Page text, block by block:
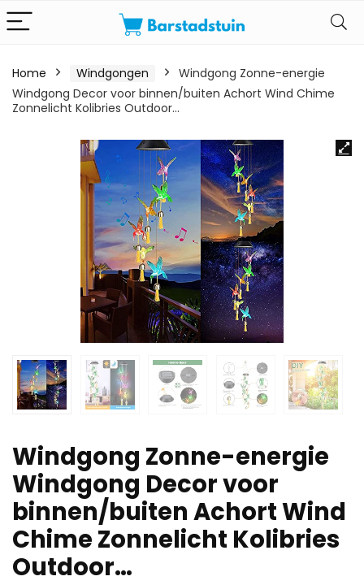
Home Windgongen
Windgong Zonne-energie
Windgong Decor voor binnen/buiten Achort Wind Chime
Zonnelicht Kolibries Outdoor…
Windgong Zonne-energie
Windgong Decor voor
binnen/buiten Achort Wind
Chime Zonnelicht Kolibries
Outdoor…